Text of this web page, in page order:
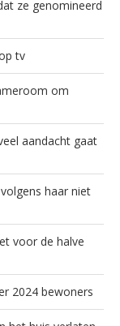
ze genomineerd
tv
om
aandacht gaat
haar niet
voor de halve
2024 bewoners